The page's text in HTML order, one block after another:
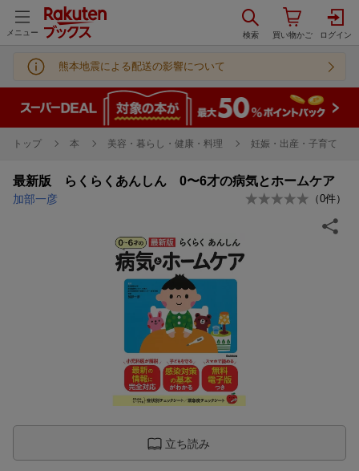
メニュー
熊本地震による配送の影響について
トップ 本 美容・暮らし・健康・料理 妊娠・出産・子育て
最新版 らくらくあんしん 0〜6才の病気とホームケア
加部一彦 （0件）
立ち読み